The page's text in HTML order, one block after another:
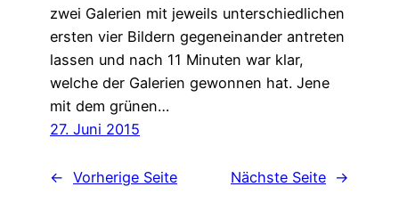
zwei Galerien mit jeweils unterschiedlichen
ersten vier Bildern gegeneinander antreten
lassen und nach 11 Minuten war klar,
welche der Galerien gewonnen hat. Jene
mit dem grünen…
27. Juni 2015
← Vorherige Seite Nächste Seite →